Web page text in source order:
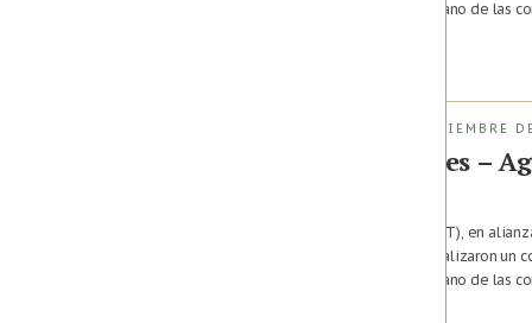
Fondo Colombia en Paz que busca, de la mano de
FASE DE IMPLEMENTACIÓN (1 DE DICIEMBRE
Compras Públicas Locales –
La Agencia de Renovación del Territorio (ART), en
la Alimentación y la Agricultura (FAO), formalizaron
Fondo Colombia en Paz que busca, de la mano de